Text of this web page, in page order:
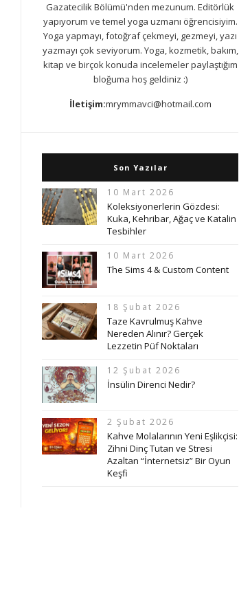
Gazatecilik Bölümü'nden mezunum. Editörlük
yapıyorum ve temel yoga uzmanı öğrencisiyim.
Yoga yapmayı, fotoğraf çekmeyi, gezmeyi, yazı
yazmayı çok seviyorum. Yoga, kozmetik, bakım,
kitap ve birçok konuda incelemeler paylaştığım
bloğuma hoş geldiniz :)
İletişim:mrymmavci@hotmail.com
Son Yazılar
10 Mart 2026
Koleksiyonerlerin Gözdesi:
Kuka, Kehribar, Ağaç ve Katalin
Tesbihler
10 Mart 2026
The Sims 4 & Custom Content
18 Şubat 2026
Taze Kavrulmuş Kahve
Nereden Alınır? Gerçek
Lezzetin Püf Noktaları
12 Şubat 2026
İnsülin Direnci Nedir?
2 Şubat 2026
Kahve Molalarının Yeni Eşlikçisi:
Zihni Dinç Tutan ve Stresi
Azaltan “İnternetsiz” Bir Oyun
Keşfi